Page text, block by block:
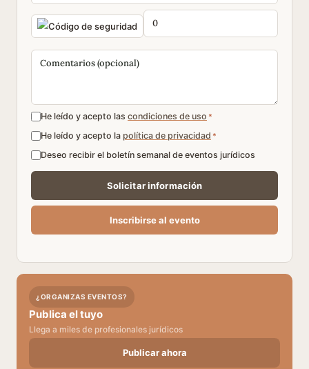
He leído y acepto las condiciones de uso *
He leído y acepto la política de privacidad *
Deseo recibir el boletín semanal de eventos jurídicos
¿ORGANIZAS EVENTOS?
Publica el tuyo
Llega a miles de profesionales jurídicos
Publicar ahora